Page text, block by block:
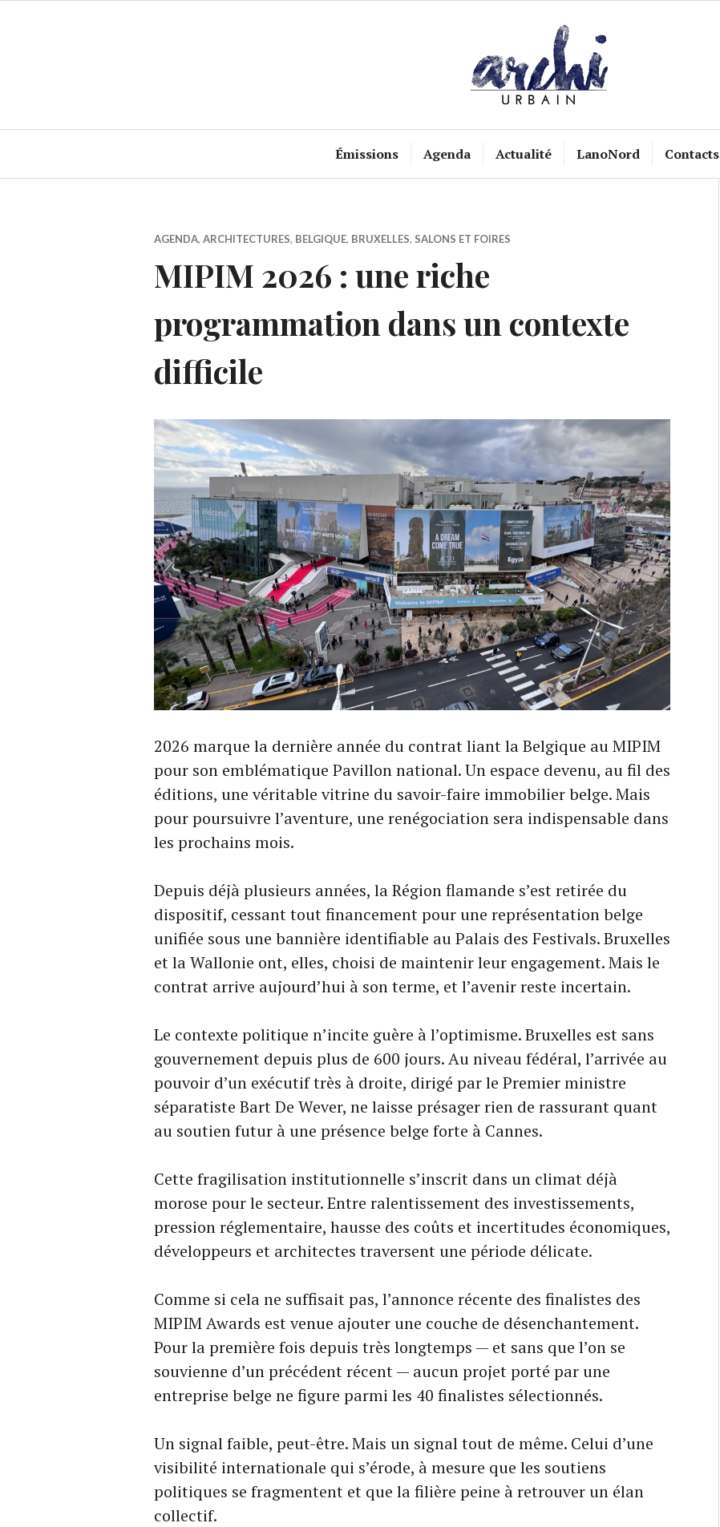
Émissions Agenda Actualité LanoNord Contacts
AGENDA, ARCHITECTURES, BELGIQUE, BRUXELLES, SALONS ET FOIRES
MIPIM 2026 : une riche
programmation dans un contexte
difficile
2026 marque la dernière année du contrat liant la Belgique au MIPIM
pour son emblématique Pavillon national. Un espace devenu, au fil des
éditions, une véritable vitrine du savoir-faire immobilier belge. Mais
pour poursuivre l’aventure, une renégociation sera indispensable dans
les prochains mois.
Depuis déjà plusieurs années, la Région flamande s’est retirée du
dispositif, cessant tout financement pour une représentation belge
unifiée sous une bannière identifiable au Palais des Festivals. Bruxelles
et la Wallonie ont, elles, choisi de maintenir leur engagement. Mais le
contrat arrive aujourd’hui à son terme, et l’avenir reste incertain.
Le contexte politique n’incite guère à l’optimisme. Bruxelles est sans
gouvernement depuis plus de 600 jours. Au niveau fédéral, l’arrivée au
pouvoir d’un exécutif très à droite, dirigé par le Premier ministre
séparatiste Bart De Wever, ne laisse présager rien de rassurant quant
au soutien futur à une présence belge forte à Cannes.
Cette fragilisation institutionnelle s’inscrit dans un climat déjà
morose pour le secteur. Entre ralentissement des investissements,
pression réglementaire, hausse des coûts et incertitudes économiques,
développeurs et architectes traversent une période délicate.
Comme si cela ne suffisait pas, l’annonce récente des finalistes des
MIPIM Awards est venue ajouter une couche de désenchantement.
Pour la première fois depuis très longtemps — et sans que l’on se
souvienne d’un précédent récent — aucun projet porté par une
entreprise belge ne figure parmi les 40 finalistes sélectionnés.
Un signal faible, peut-être. Mais un signal tout de même. Celui d’une
visibilité internationale qui s’érode, à mesure que les soutiens
politiques se fragmentent et que la filière peine à retrouver un élan
collectif.